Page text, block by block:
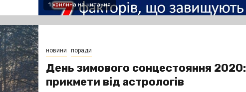
1 хвилина на читання
новини поради
День зимового сонцестояння 2020:
прикмети від астрологів